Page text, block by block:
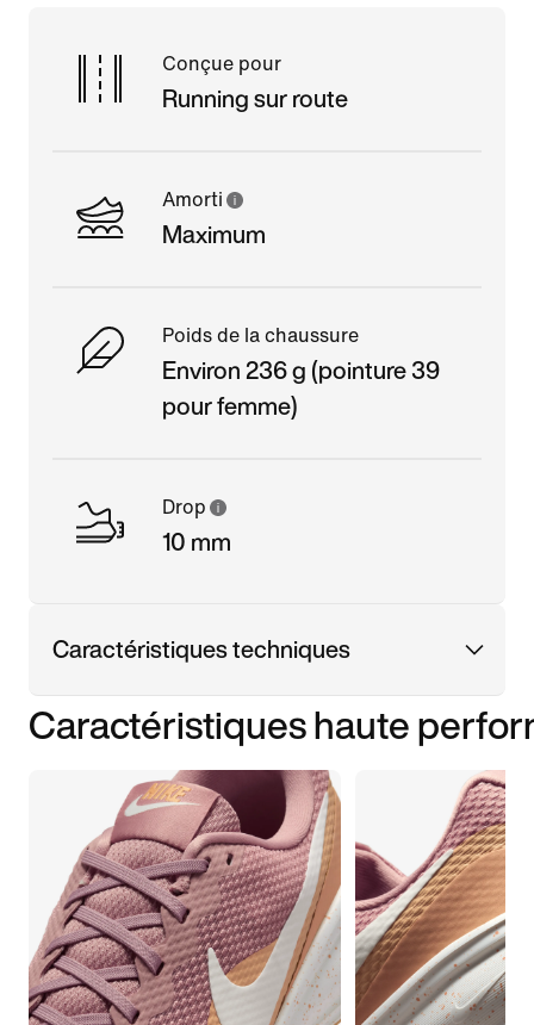
Conçue pour
Running sur route
Amorti
Maximum
Poids de la chaussure
Environ 236 g (pointure 39
pour femme)
Drop
10 mm
Caractéristiques techniques
Caractéristiques haute